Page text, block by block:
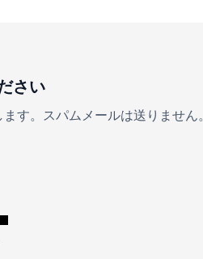
さい
す。スパムメールは送りません。